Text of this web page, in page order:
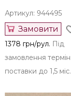
Артикул: 944495
Замовити
1378 грн/рул. Під
замовлення термін
поставки до 1,5 міс.